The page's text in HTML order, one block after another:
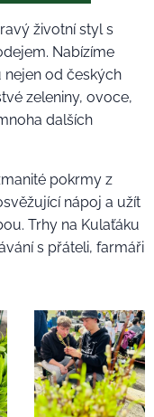
životní styl s
Nabízíme
od českých
zeleniny, ovoce,
dalších
pokrmy z
nápoj a užít
Trhy na Kulaťáku
s přáteli, farmáři